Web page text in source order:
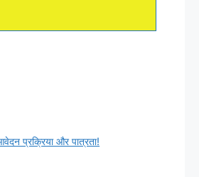
प्रक्रिया और पात्रता!